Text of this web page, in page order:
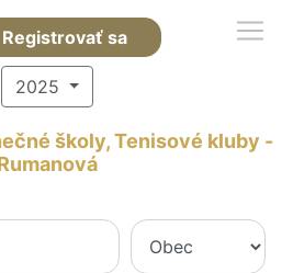
Registrovať sa
2025
školy, Tenisové kluby -